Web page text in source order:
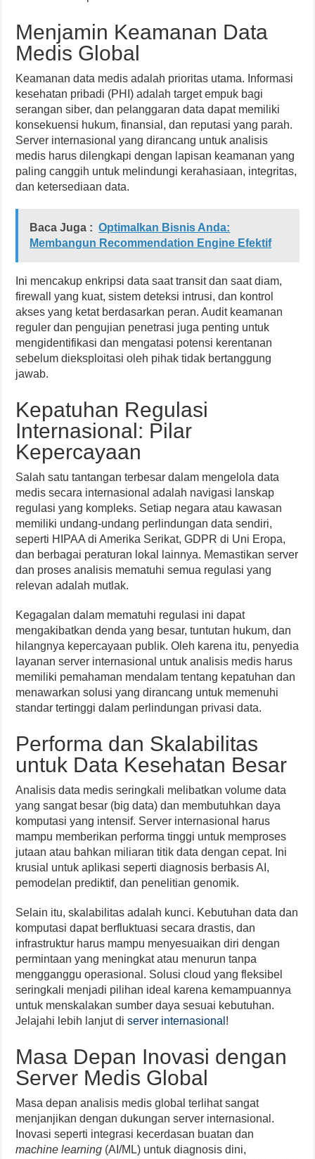
Menjamin Keamanan Data
Medis Global
Keamanan data medis adalah prioritas utama. Informasi
kesehatan pribadi (PHI) adalah target empuk bagi
serangan siber, dan pelanggaran data dapat memiliki
konsekuensi hukum, finansial, dan reputasi yang parah.
Server internasional yang dirancang untuk analisis
medis harus dilengkapi dengan lapisan keamanan yang
paling canggih untuk melindungi kerahasiaan, integritas,
dan ketersediaan data.
Baca Juga : Optimalkan Bisnis Anda:
Membangun Recommendation Engine Efektif
Ini mencakup enkripsi data saat transit dan saat diam,
firewall yang kuat, sistem deteksi intrusi, dan kontrol
akses yang ketat berdasarkan peran. Audit keamanan
reguler dan pengujian penetrasi juga penting untuk
mengidentifikasi dan mengatasi potensi kerentanan
sebelum dieksploitasi oleh pihak tidak bertanggung
jawab.
Kepatuhan Regulasi
Internasional: Pilar
Kepercayaan
Salah satu tantangan terbesar dalam mengelola data
medis secara internasional adalah navigasi lanskap
regulasi yang kompleks. Setiap negara atau kawasan
memiliki undang-undang perlindungan data sendiri,
seperti HIPAA di Amerika Serikat, GDPR di Uni Eropa,
dan berbagai peraturan lokal lainnya. Memastikan server
dan proses analisis mematuhi semua regulasi yang
relevan adalah mutlak.
Kegagalan dalam mematuhi regulasi ini dapat
mengakibatkan denda yang besar, tuntutan hukum, dan
hilangnya kepercayaan publik. Oleh karena itu, penyedia
layanan server internasional untuk analisis medis harus
memiliki pemahaman mendalam tentang kepatuhan dan
menawarkan solusi yang dirancang untuk memenuhi
standar tertinggi dalam perlindungan privasi data.
Performa dan Skalabilitas
untuk Data Kesehatan Besar
Analisis data medis seringkali melibatkan volume data
yang sangat besar (big data) dan membutuhkan daya
komputasi yang intensif. Server internasional harus
mampu memberikan performa tinggi untuk memproses
jutaan atau bahkan miliaran titik data dengan cepat. Ini
krusial untuk aplikasi seperti diagnosis berbasis AI,
pemodelan prediktif, dan penelitian genomik.
Selain itu, skalabilitas adalah kunci. Kebutuhan data dan
komputasi dapat berfluktuasi secara drastis, dan
infrastruktur harus mampu menyesuaikan diri dengan
permintaan yang meningkat atau menurun tanpa
mengganggu operasional. Solusi cloud yang fleksibel
seringkali menjadi pilihan ideal karena kemampuannya
untuk menskalakan sumber daya sesuai kebutuhan.
Jelajahi lebih lanjut diserver internasional !
Masa Depan Inovasi dengan
Server Medis Global
Masa depan analisis medis global terlihat sangat
menjanjikan dengan dukungan server internasional.
Inovasi seperti integrasi kecerdasan buatan dan
machine learning (AI/ML) untuk diagnosis dini,